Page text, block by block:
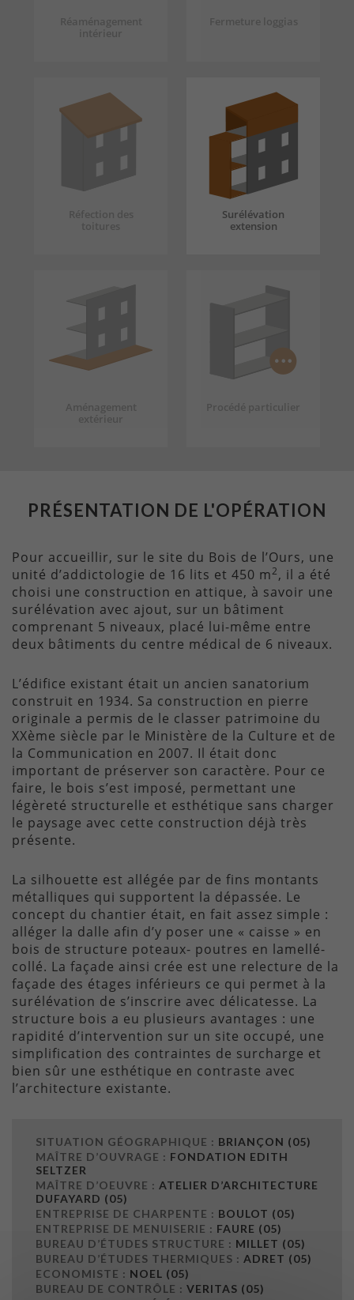
Réaménagement
intérieur
Fermeture loggias
Réfection des
toitures
Surélévation
extension
Aménagement
extérieur
Procédé particulier
PRÉSENTATION DE L'OPÉRATION
Pour accueillir, sur le site du Bois de l’Ours, une
unité d’addictologie de 16 lits et 450 m2, il a été
choisi une construction en attique, à savoir une
surélévation avec ajout, sur un bâtiment
comprenant 5 niveaux, placé lui-même entre
deux bâtiments du centre médical de 6 niveaux.
L’édifice existant était un ancien sanatorium
construit en 1934. Sa construction en pierre
originale a permis de le classer patrimoine du
XXème siècle par le Ministère de la Culture et de
la Communication en 2007. Il était donc
important de préserver son caractère. Pour ce
faire, le bois s’est imposé, permettant une
légèreté structurelle et esthétique sans charger
le paysage avec cette construction déjà très
présente.
La silhouette est allégée par de fins montants
métalliques qui supportent la dépassée. Le
concept du chantier était, en fait assez simple :
alléger la dalle afin d’y poser une « caisse » en
bois de structure poteaux- poutres en lamellé-
collé. La façade ainsi crée est une relecture de la
façade des étages inférieurs ce qui permet à la
surélévation de s’inscrire avec délicatesse. La
structure bois a eu plusieurs avantages : une
rapidité d’intervention sur un site occupé, une
simplification des contraintes de surcharge et
bien sûr une esthétique en contraste avec
l’architecture existante.
SITUATION GÉOGRAPHIQUE : BRIANÇON (05)
MAÎTRE D’OUVRAGE : FONDATION EDITH
SELTZER
MAÎTRE D’OEUVRE : ATELIER D’ARCHITECTURE
DUFAYARD (05)
ENTREPRISE DE CHARPENTE : BOULOT (05)
ENTREPRISE DE MENUISERIE : FAURE (05)
BUREAU D’ÉTUDES STRUCTURE : MILLET (05)
BUREAU D’ÉTUDES THERMIQUES : ADRET (05)
ECONOMISTE : NOEL (05)
BUREAU DE CONTRÔLE : VERITAS (05)